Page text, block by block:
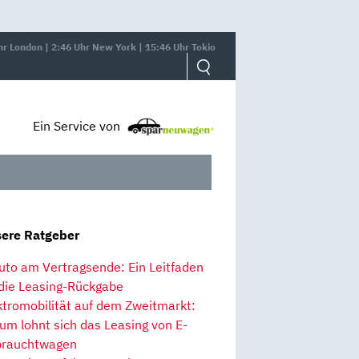
London | 2:46 Uhr New York | 15:46 Uhr Tokio
Ein Service von
Ratgeber
am Vertragsende: Ein Leitfaden
Leasing-Rückgabe
auf dem Zweitmarkt:
lohnt sich das Leasing von E-